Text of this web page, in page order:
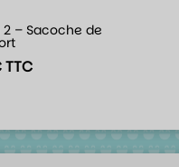
2 – Sacoche de
TTC